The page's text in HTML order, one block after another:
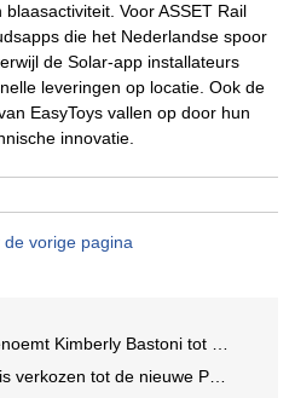
Voor ASSET Rail
die het Nederlandse spoor
de Solar-app installateurs
leveringen op locatie. Ook de
EasyToys vallen op door hun
innovatie.
de vorige pagina
Bastoni tot Gobal Chief Commercial Officer
tot de nieuwe PR-partner van KoRo